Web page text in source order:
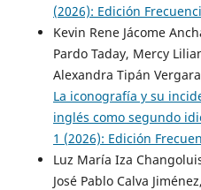
(2026): Edición
Kevin Rene Jácome
Pardo Taday, Mercy
Alexandra Tipán
La iconografía y su
inglés como segundo
1 (2026): Edición
Luz María Iza
José Pablo Calva